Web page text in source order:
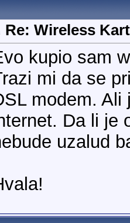
Re: Wireless
kupio sam
mi da se
modem.
Da li je
uzalud